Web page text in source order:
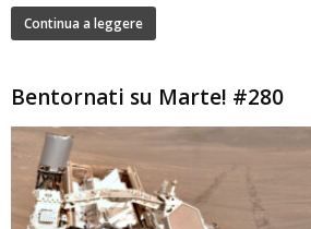
Continua a leggere
Bentornati su Marte! #280